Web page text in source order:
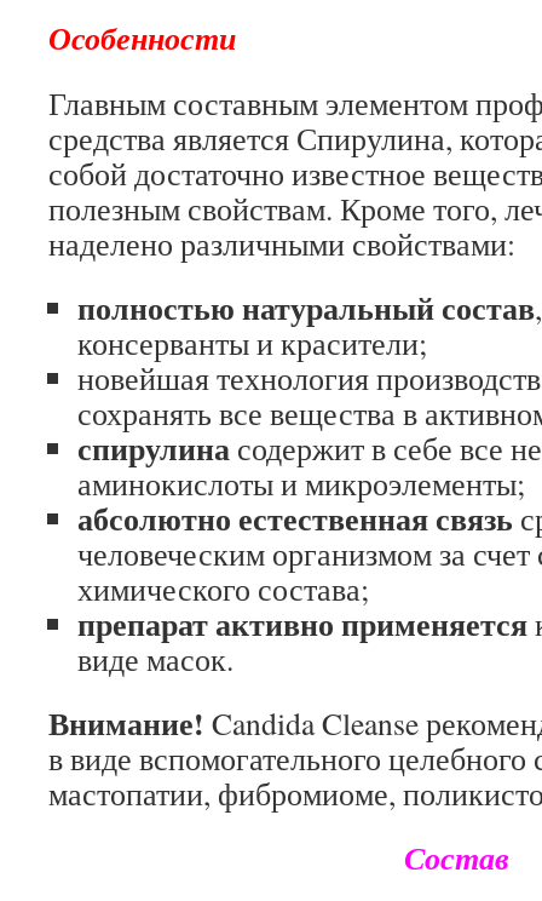
Особенности
Главным составным элементом
средства является Спирулина,
собой достаточно известное
полезным свойствам. Кроме того,
наделено различными свойствами:
полностью натуральный состав
консерванты и красители;
новейшая технология
сохранять все вещества в
спирулина содержит в себе все
аминокислоты и микроэлементы;
абсолютно естественная связь
человеческим организмом за счет
химического состава;
препарат активно применяется
виде масок.
Внимание! Candida Cleanse
в виде вспомогательного целебного
мастопатии, фибромиоме,
Состав